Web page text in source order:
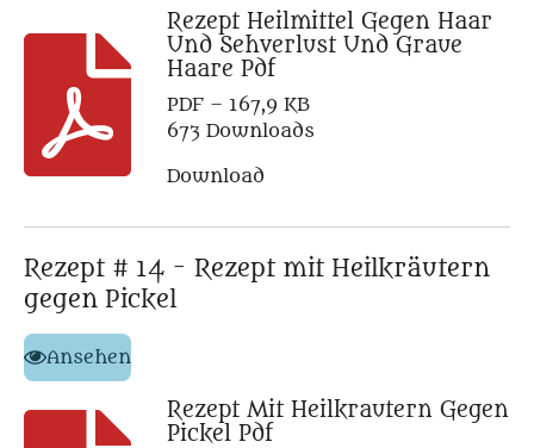
Rezept Heilmittel Gegen Haar
Und Sehverlust Und Graue
Haare Pdf
PDF – 167,9 KB
673 Downloads
Download
Rezept # 14 - Rezept mit Heilkräutern
gegen Pickel
Ansehen
Rezept Mit Heilkrautern Gegen
Pickel Pdf